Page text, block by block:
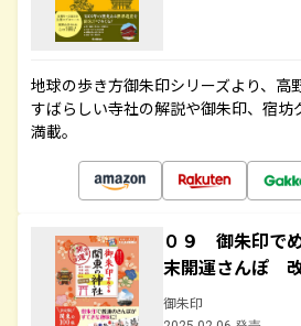
地球の歩き方御朱印シリーズより、
すばらしい寺社の解説や御朱印、宿坊
満載。
０９ 御朱印で
末開運さんぽ
御朱印